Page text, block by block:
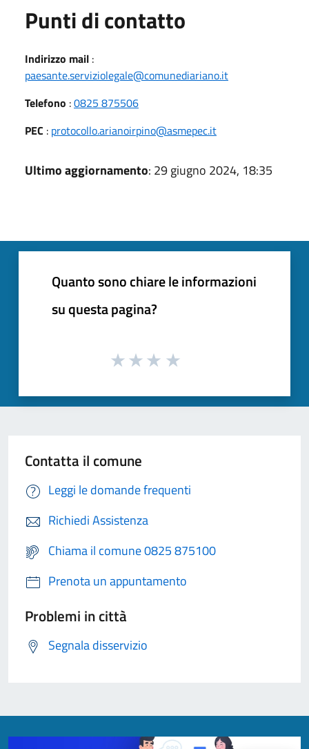
Punti di contatto
Indirizzo mail :
paesante.serviziolegale@comunediariano.it
Telefono :0825 875506
PEC : protocollo.arianoirpino@asmepec.it
Ultimo aggiornamento: 29 giugno 2024, 18:35
Quanto sono chiare le informazioni
su questa pagina?
Contatta il comune
Leggi le domande frequenti
Richiedi Assistenza
Chiama il comune 0825 875100
Prenota un appuntamento
Problemi in città
Segnala disservizio